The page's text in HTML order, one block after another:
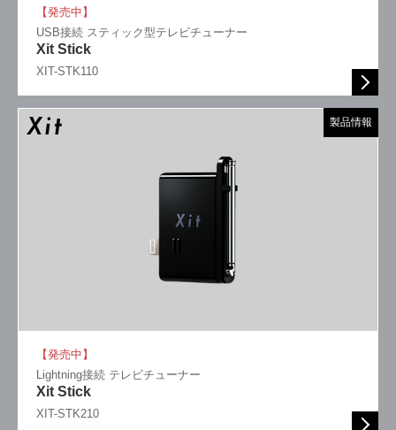
【発売中】
USB接続 スティック型テレビチューナー
Xit Stick
XIT-STK110
製品情報
【発売中】
Lightning接続 テレビチューナー
Xit Stick
XIT-STK210